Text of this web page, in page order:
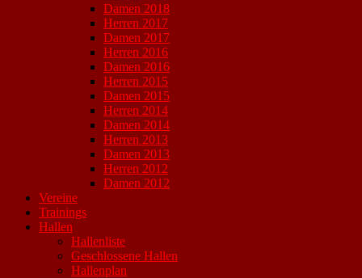
Damen 2018
Herren 2017
Damen 2017
Herren 2016
Damen 2016
Herren 2015
Damen 2015
Herren 2014
Damen 2014
Herren 2013
Damen 2013
Herren 2012
Damen 2012
Vereine
Trainings
Hallen
Hallenliste
Geschlossene Hallen
Hallenplan